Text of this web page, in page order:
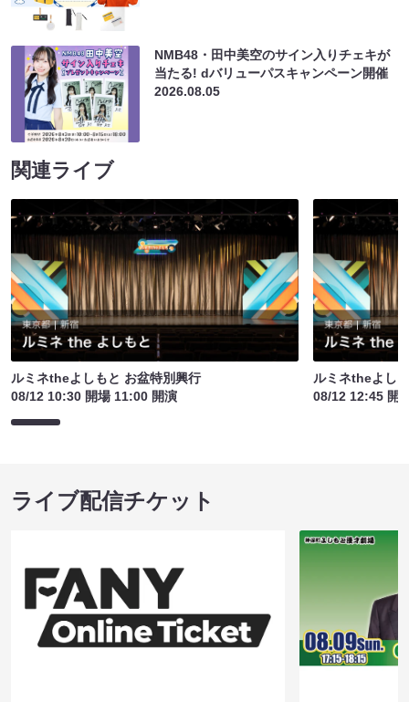
NMB48・田中美空のサイン入りチェキが
当たる! dバリューパスキャンペーン開催
2026.08.05
関連ライブ
ルミネtheよしもと お盆特別興行
08/12 10:30 開場 11:00 開演
ルミネtheよし
08/12 12:45 開
ライブ配信チケット